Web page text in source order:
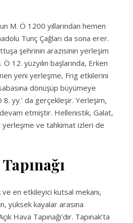
M. Ö 1200 yıllarından hemen
Tunç Çağları da sona erer.
şehrinin arazisinin yerleşim
12. yüzyılın başlarında, Erken
yeni yerleşme, Frig etkilerini
dönüşüp büyümeye
8. yy.’ da gerçekleşir. Yerleşim,
etmiştir. Hellenistik, Galat,
yerleşme ve tahkimat izleri de
ve en etkileyici kutsal mekanı,
yüksek kayalar arasına
Hava Tapınağı’dır. Tapınak’ta